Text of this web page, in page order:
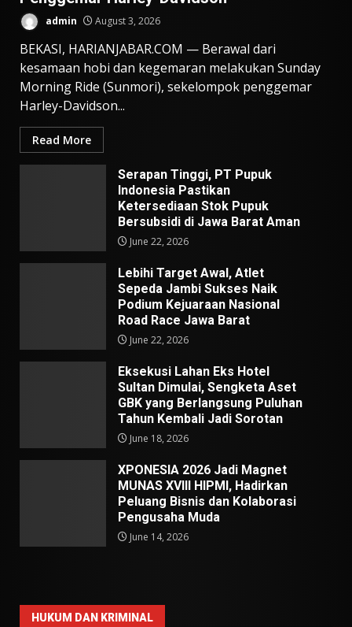
admin August 3, 2026
BEKASI, HARIANJABAR.COM — Berawal dari
kesamaan hobi dan kegemaran melakukan Sunday
Morning Ride (Sunmori), sekelompok penggemar
Harley-Davidson...
Read More
Serapan Tinggi, PT Pupuk
Indonesia Pastikan
Ketersediaan Stok Pupuk
Bersubsidi di Jawa Barat Aman
June 22, 2026
Lebihi Target Awal, Atlet
Sepeda Jambi Sukses Naik
Podium Kejuaraan Nasional
Road Race Jawa Barat
June 22, 2026
Eksekusi Lahan Eks Hotel
Sultan Dimulai, Sengketa Aset
GBK yang Berlangsung Puluhan
Tahun Kembali Jadi Sorotan
June 18, 2026
XPONESIA 2026 Jadi Magnet
MUNAS XVIII HIPMI, Hadirkan
Peluang Bisnis dan Kolaborasi
Pengusaha Muda
June 14, 2026
HUKUM DAN KRIMINAL